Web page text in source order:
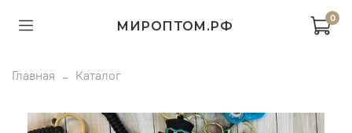
МИРОПТОМ.РФ
0
Главная Каталог